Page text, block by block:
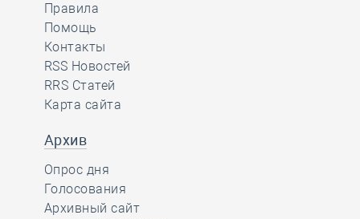
Правила
Помощь
Контакты
RSS Новостей
RRS Статей
Карта сайта
Архив
Опрос дня
Голосования
Архивный сайт